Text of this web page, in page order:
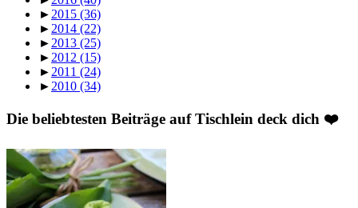
► 2015 (36)
► 2014 (22)
► 2013 (25)
► 2012 (15)
► 2011 (24)
► 2010 (34)
Die beliebtesten Beiträge auf Tischlein deck dich ❤️